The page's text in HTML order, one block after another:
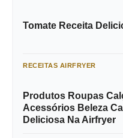
Tomate Receita
RECEITAS AIRFRYER
Produtos Roupas
Acessórios Beleza
Deliciosa Na Airfryer